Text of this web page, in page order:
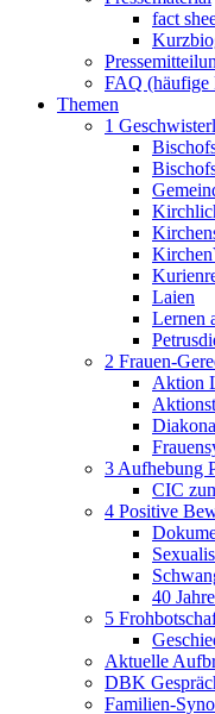
fact
FAQ (häufige
Themen
1
Laien
Lernen
2 Frauen-
Aktion
3 Aufhebung
CIC
4 Positive
40
5
Aktuelle
DBK
Familien-